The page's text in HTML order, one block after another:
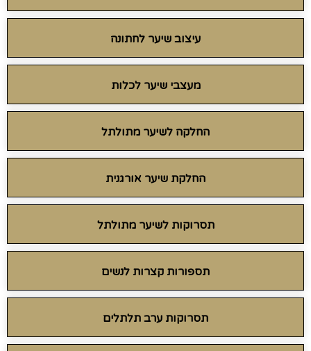
עיצוב שיער לחתונה
מעצבי שיער לכלות
החלקה לשיער מתולתל
החלקת שיער אורגנית
תסרוקות לשיער מתולתל
תספורות קצרות לנשים
תסרוקות ערב תלתלים